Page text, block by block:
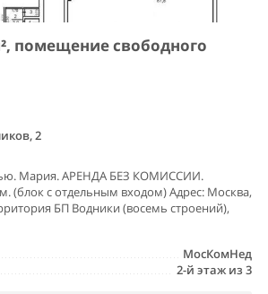
помещение свободного
2
Мария. АРЕНДА БЕЗ КОМИССИИ.
(блок с отдельным входом) Адрес: Москва,
БП Водники (восемь строений),
МосКомНед
2-й этаж из 3